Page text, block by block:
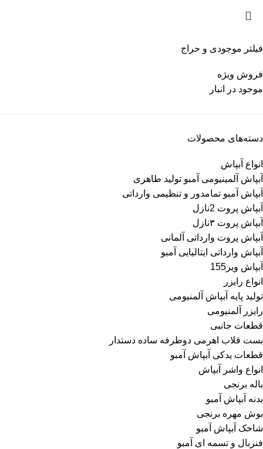
فیلتر موجودی و حراج
فروش ویژه
موجود در انبار
دسته‌های محصولات
انواع آبپاش
آبپاش آلمینیومی آمبو تولید طاهری
آبپاش آمبو تمامدور و تنظیمی وارداتی
آبپاش پروت 2نازل
آبپاش پروت ۳نازل
آبپاش پروت وارداتی آلمانی
آبپاش وارداتی ایتالیایی آمبو
آبپاش ویر155
انواع رایزر
تولید پایه آبپاش آلمنیومی
رایزر آلمنیومی
قطعات جانبی
بست قلاب اهرمی دوطرفه ساده دستدار
قطعات یدکی آبپاش آمبو
انواع واشر آبپاش
باله برنجی
بدنه آبپاش آمبو
بوش مهره برنجی
شاخک آبپاش آمبو
فنربال و تسمه ای آمبو